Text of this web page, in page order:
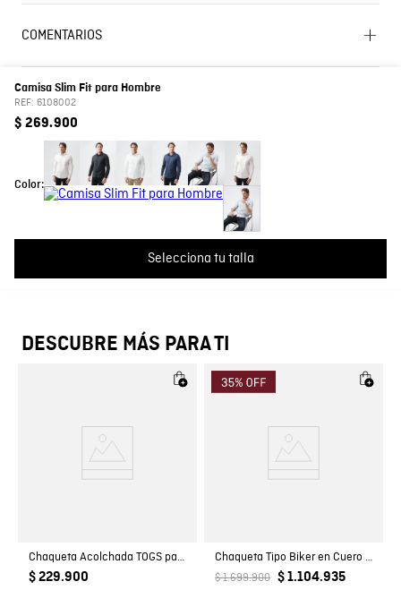
Camisa Slim Fit para Hombre
REF: 6108002
$ 269.900
Color:
Selecciona tu talla
Lavado SIC
usar blanqueador. OTROS: Planchar solo por el revés.
tendedero a la sombra. CUIDADO TEXTIL PROFESIONAL:
lavado 30 ºC. Proceso moderado.
Composición
Cuello
Color
País de Fabricación Hecho en Colombia
COMENTARIOS
Cargando el resumen…
Por favor, inicia sesión para escribir un comentario.
Más reciente Todos
DESCUBRE MÁS PARA TI
Chaqueta Acolchada TOGS para Mujer
$ 229.900
Chaqueta Tipo Biker en Cuero para Hombre
$ 1.699.900 $ 1.104.935